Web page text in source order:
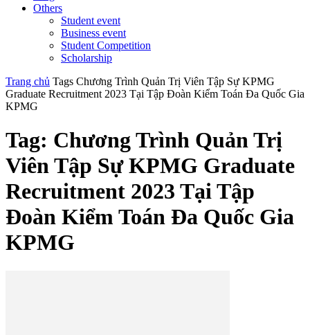
Others
Student event
Business event
Student Competition
Scholarship
Trang chủ Tags Chương Trình Quản Trị Viên Tập Sự KPMG
Graduate Recruitment 2023 Tại Tập Đoàn Kiểm Toán Đa Quốc Gia
KPMG
Tag: Chương Trình Quản Trị
Viên Tập Sự KPMG Graduate
Recruitment 2023 Tại Tập
Đoàn Kiểm Toán Đa Quốc Gia
KPMG